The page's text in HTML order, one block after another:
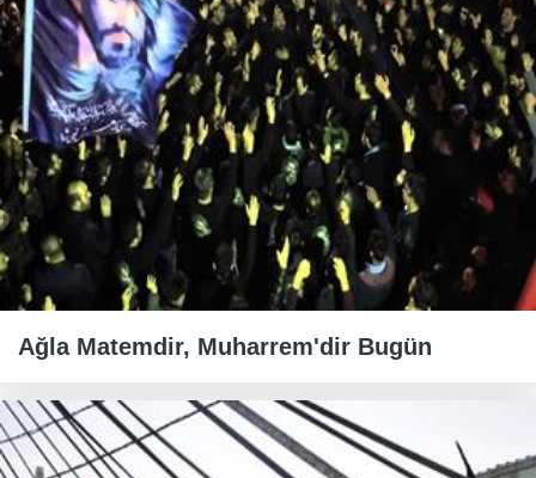
Ağla Matemdir, Muharrem'dir Bugün